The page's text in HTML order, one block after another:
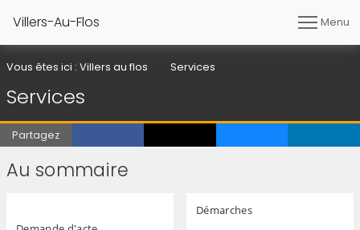
Villers-Au-Flos Menu
Vous êtes ici : Villers au flos Services
Services
Partagez
Au sommaire
Démarches